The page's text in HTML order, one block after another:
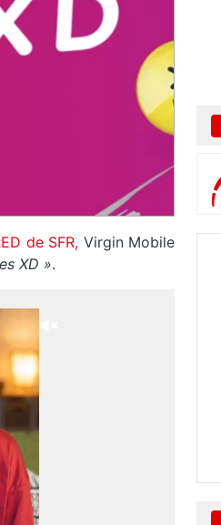
de SFR, Virgin Mobile
XD ».